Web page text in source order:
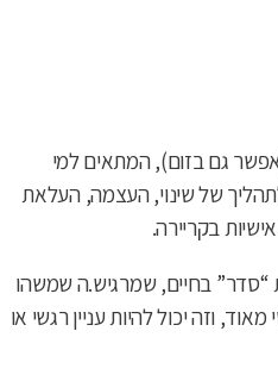
12 מפגשים (אפשר גם בזום), המתאים למי
של שינוי, העצמה, העלאת
בקריירה.
“סדר” בחיים, שמרגיש.ה שמשהו
וזה יכול להיות עניין רגשי או